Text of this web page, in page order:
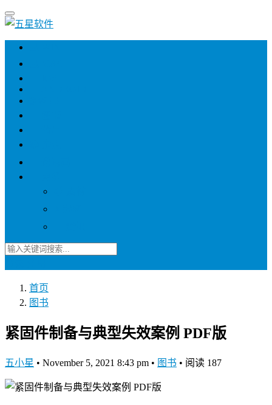
首页
图书
紧固件制备与典型失效案例 PDF版
五小星 • November 5, 2021 8:43 pm • 图书 • 阅读 187